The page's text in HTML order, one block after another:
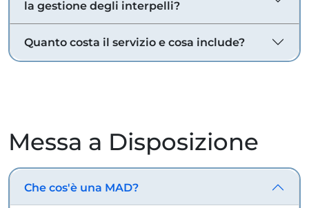
la gestione degli interpelli?
Quanto costa il servizio e cosa include?
Messa a Disposizione
Che cos'è una MAD?